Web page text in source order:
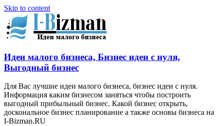
Skip to content
Идеи малого бизнеса, Бизнес идеи с нуля,
Выгодный бизнес
Для Вас лучшие идеи малого бизнеса, бизнес идеи с нуля.
Информация каким бизнесом заняться чтобы построить
выгодный прибыльный бизнес. Какой бизнес открыть,
доскональное бизнес планирование а также основы бизнеса на
I-Bizman.RU